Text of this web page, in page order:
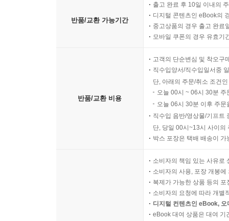
반품/교환 가능기간
출고 완료 후 10일 이내의
디지털 콘텐츠인 eBook의
중고상품의 경우 출고 완료
모바일 쿠폰의 경우 유효기
반품/교환 비용
고객의 단순변심 및 착오구
직수입양서/직수입일서중
단, 아래의 주문/취소 조건
오늘 00시 ~ 06시 30분
오늘 06시 30분 이후 주
직수입 음반/영상물/기프트
단, 당일 00시~13시 사이의
박스 포장은 택배 배송이
소비자의 책임 있는 사유로
소비자의 사용, 포장 개봉
복제가 가능한 상품 등의
소비자의 요청에 따라 개별
디지털 컨텐츠인 eBook,
eBook 대여 상품은 대여 기